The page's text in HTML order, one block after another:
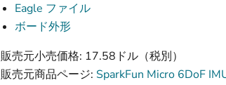
Eagle ファイル
ボード外形
販売元小売価格: 17.58ドル（税別）
販売元商品ページ: SparkFun Micro 6DoF